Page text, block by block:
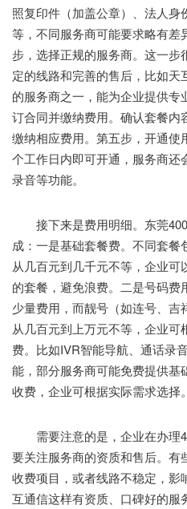
照复印件（加盖公章）、法人
等，不同服务商可能要求略有差
步，选择正规的服务商。这一
定的线路和完善的售后，比如
的服务商之一，能为企业提供
订合同并缴纳费用。确认套餐内
缴纳相应费用。第五步，开通使
个工作日内即可开通，服务商
录音等功能。
接下来是费用明细。东莞400
成：一是基础套餐费。不同套
从几百元到几千元不等，企业
的套餐，避免浪费。二是号码费
少量费用，而靓号（如连号、
从几百元到上万元不等，企业
费。比如IVR智能导航、通话录
能，部分服务商可能免费提供
收费，企业可根据实际需求选择。
需要注意的是，企业在办理
要关注服务商的资质和售后。
收费项目，或者线路不稳定，影
互通信这样有资质、口碑好的服